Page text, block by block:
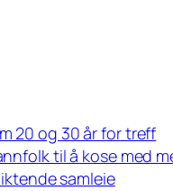
20 og 30 år for treff
til å kose med
samleie